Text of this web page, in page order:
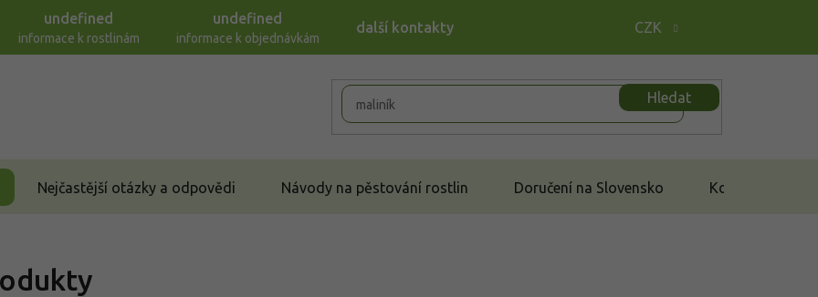
CZK
undefined
informace k rostlinám
undefined
informace k objednávkám
další kontakty
Hledat
Nejčastější otázky a odpovědi Návody na pěstování rostlin Doručení na Slovensko Kontakt